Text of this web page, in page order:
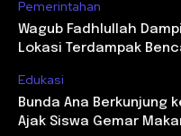
Pemerintahan
Wagub Fadhlullah
Lokasi Terdampak
Edukasi
Bunda Ana Berkunjung
Ajak Siswa Gemar